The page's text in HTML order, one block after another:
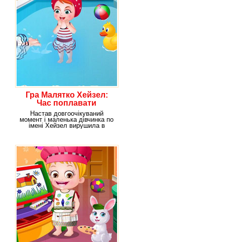
Гра Малятко Хейзел:
Час поплавати
Настав довгоочікуваний
момент і маленька дівчинка по
імені Хейзел вирушила в